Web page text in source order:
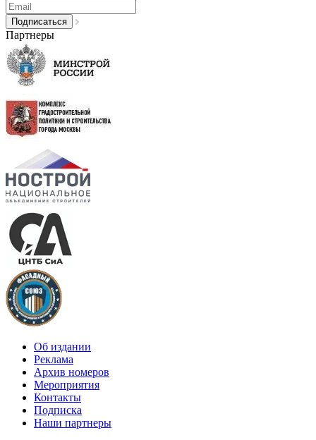
Партнеры
Об издании
Реклама
Архив номеров
Мероприятия
Контакты
Подписка
Наши партнеры